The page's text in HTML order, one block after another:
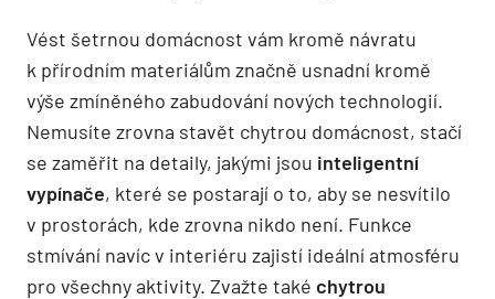
Vést šetrnou domácnost vám kromě návratu
k přírodním materiálům značně usnadní kromě
výše zmíněného zabudování nových technologií.
Nemusíte zrovna stavět chytrou domácnost, stačí
se zaměřit na detaily, jakými jsou inteligentní
vypínače, které se postarají o to, aby se nesvítilo
v prostorách, kde zrovna nikdo není. Funkce
stmívání navíc v interiéru zajistí ideální atmosféru
pro všechny aktivity. Zvažte také chytrou